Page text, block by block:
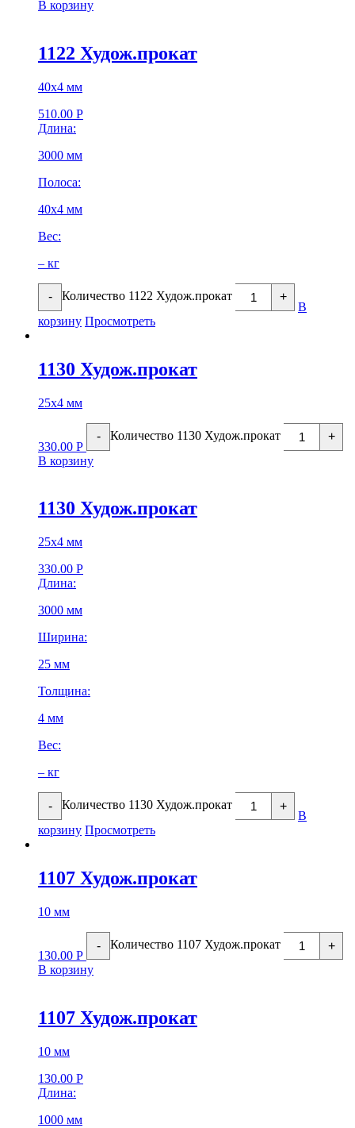
В корзину
1122 Худож.прокат
40х4 мм
510.00 Р
Длина:
3000 мм
Полоса:
40х4 мм
Вес:
– кг
- Количество 1122 Худож.прокат +
В
корзину Просмотреть
1130 Худож.прокат
25х4 мм
330.00 Р
- Количество 1130 Худож.прокат
+
В корзину
1130 Худож.прокат
25х4 мм
330.00 Р
Длина:
3000 мм
Ширина:
25 мм
Толщина:
4 мм
Вес:
– кг
- Количество 1130 Худож.прокат +
В
корзину Просмотреть
1107 Худож.прокат
10 мм
130.00 Р
- Количество 1107 Худож.прокат
+
В корзину
1107 Худож.прокат
10 мм
130.00 Р
Длина:
1000 мм